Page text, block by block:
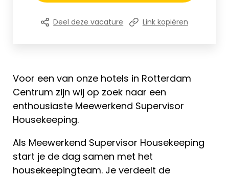
Voor een van onze hotels in Rotterdam
Centrum zijn wij op zoek naar een
enthousiaste Meewerkend Supervisor
Housekeeping.
Als Meewerkend Supervisor Housekeeping
start je de dag samen met het
housekeepingteam. Je verdeelt de
Deel deze vacature Link kopiëren